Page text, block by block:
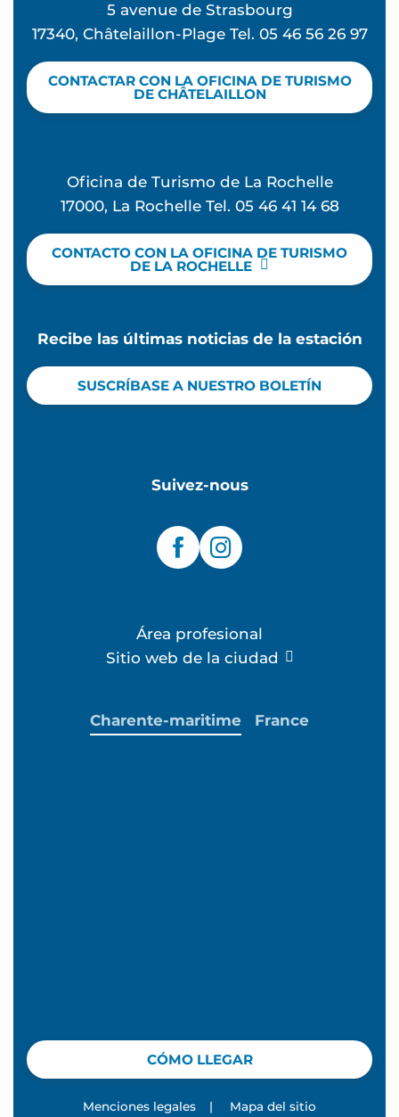
5 avenue de Strasbourg
17340, Châtelaillon-Plage Tel. 05 46 56 26 97
CONTACTAR CON LA OFICINA DE TURISMO
DE CHÂTELAILLON
Oficina de Turismo de La Rochelle
17000, La Rochelle Tel. 05 46 41 14 68
CONTACTO CON LA OFICINA DE TURISMO
DE LA ROCHELLE
Recibe las últimas noticias de la estación
SUSCRÍBASE A NUESTRO BOLETÍN
Suivez-nous
Área profesional
Sitio web de la ciudad
CÓMO LLEGAR
Charente-maritime France
Menciones legales | Mapa del sitio